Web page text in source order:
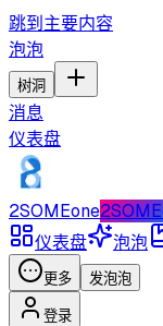
跳到主要内容
泡泡
树洞
消息
仪表盘
2SOMEone
仪表盘
泡泡
更多 发泡泡
登录